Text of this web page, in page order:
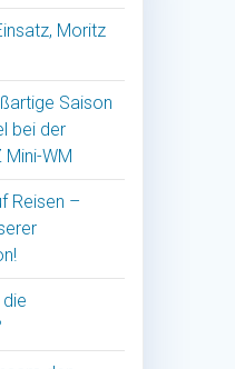
Moritz
Saison
bei der
Mini-WM
Reisen –